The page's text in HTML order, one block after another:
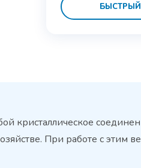
кристаллическое
При работе с этим